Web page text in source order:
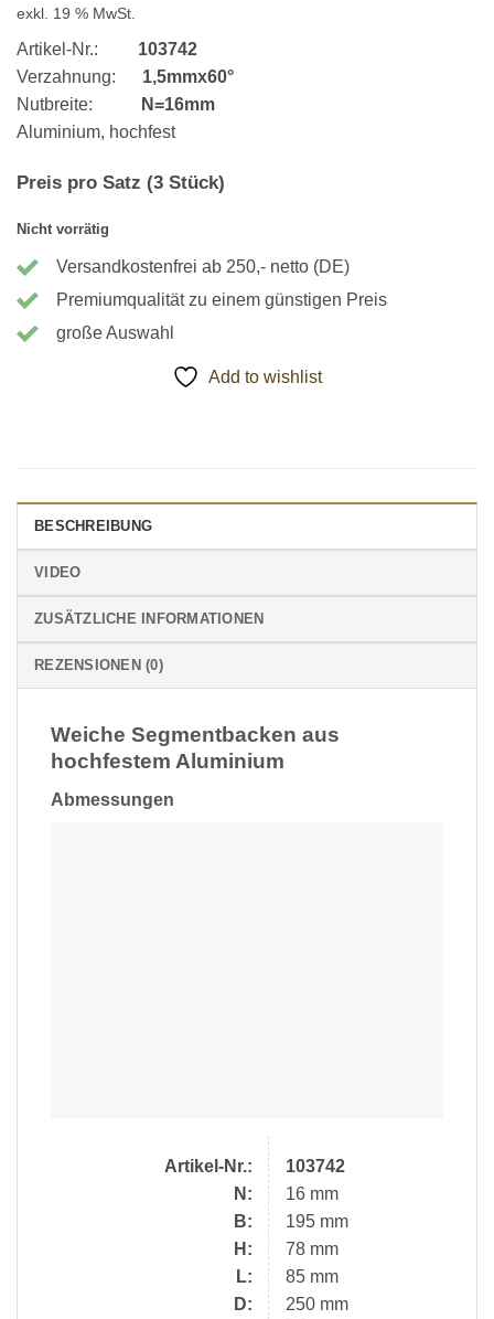
exkl. 19 % MwSt.
Artikel-Nr.: 103742
Verzahnung: 1,5mmx60°
Nutbreite:
N=16mm
Aluminium, hochfest
Preis pro Satz (3 Stück)
Nicht vorrätig
Versandkostenfrei ab 250,- netto (DE)
Premiumqualität zu einem günstigen Preis
große Auswahl
Add to wishlist
BESCHREIBUNG
VIDEO
ZUSÄTZLICHE INFORMATIONEN
REZENSIONEN (0)
Weiche Segmentbacken aus
hochfestem Aluminium
Abmessungen
Artikel-Nr.:
N:
B:
H:
L:
D:
103742
16 mm
195 mm
78 mm
85 mm
250 mm